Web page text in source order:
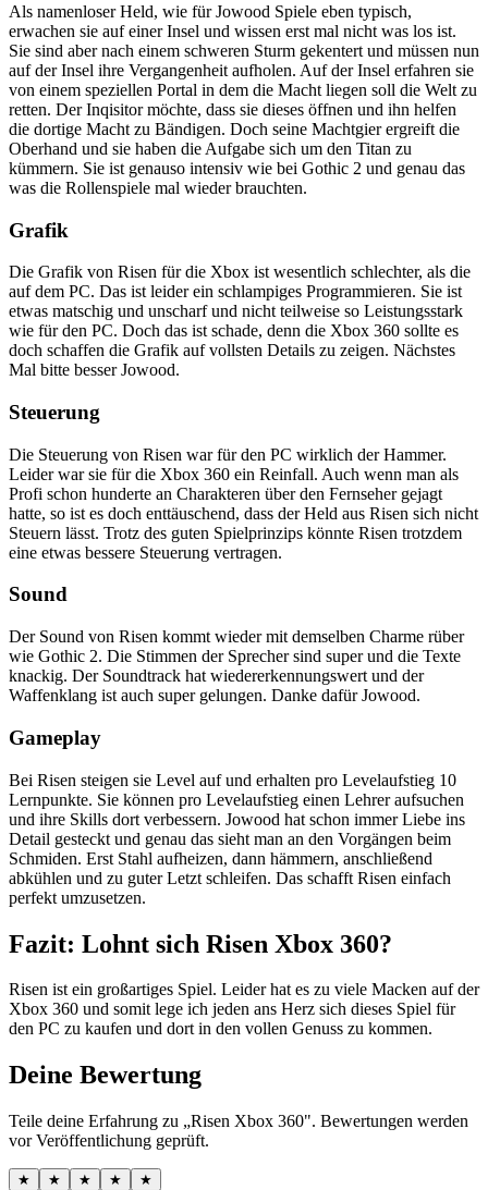
Als namenloser Held, wie für Jowood Spiele eben typisch,
erwachen sie auf einer Insel und wissen erst mal nicht was los ist.
Sie sind aber nach einem schweren Sturm gekentert und müssen nun
auf der Insel ihre Vergangenheit aufholen. Auf der Insel erfahren sie
von einem speziellen Portal in dem die Macht liegen soll die Welt zu
retten. Der Inqisitor möchte, dass sie dieses öffnen und ihn helfen
die dortige Macht zu Bändigen. Doch seine Machtgier ergreift die
Oberhand und sie haben die Aufgabe sich um den Titan zu
kümmern. Sie ist genauso intensiv wie bei Gothic 2 und genau das
was die Rollenspiele mal wieder brauchten.
Grafik
Die Grafik von Risen für die Xbox ist wesentlich schlechter, als die
auf dem PC. Das ist leider ein schlampiges Programmieren. Sie ist
etwas matschig und unscharf und nicht teilweise so Leistungsstark
wie für den PC. Doch das ist schade, denn die Xbox 360 sollte es
doch schaffen die Grafik auf vollsten Details zu zeigen. Nächstes
Mal bitte besser Jowood.
Steuerung
Die Steuerung von Risen war für den PC wirklich der Hammer.
Leider war sie für die Xbox 360 ein Reinfall. Auch wenn man als
Profi schon hunderte an Charakteren über den Fernseher gejagt
hatte, so ist es doch enttäuschend, dass der Held aus Risen sich nicht
Steuern lässt. Trotz des guten Spielprinzips könnte Risen trotzdem
eine etwas bessere Steuerung vertragen.
Sound
Der Sound von Risen kommt wieder mit demselben Charme rüber
wie Gothic 2. Die Stimmen der Sprecher sind super und die Texte
knackig. Der Soundtrack hat wiedererkennungswert und der
Waffenklang ist auch super gelungen. Danke dafür Jowood.
Gameplay
Bei Risen steigen sie Level auf und erhalten pro Levelaufstieg 10
Lernpunkte. Sie können pro Levelaufstieg einen Lehrer aufsuchen
und ihre Skills dort verbessern. Jowood hat schon immer Liebe ins
Detail gesteckt und genau das sieht man an den Vorgängen beim
Schmiden. Erst Stahl aufheizen, dann hämmern, anschließend
abkühlen und zu guter Letzt schleifen. Das schafft Risen einfach
perfekt umzusetzen.
Fazit: Lohnt sich Risen Xbox 360?
Risen ist ein großartiges Spiel. Leider hat es zu viele Macken auf der
Xbox 360 und somit lege ich jeden ans Herz sich dieses Spiel für
den PC zu kaufen und dort in den vollen Genuss zu kommen.
Deine Bewertung
Teile deine Erfahrung zu „Risen Xbox 360". Bewertungen werden
vor Veröffentlichung geprüft.
★ ★ ★ ★ ★